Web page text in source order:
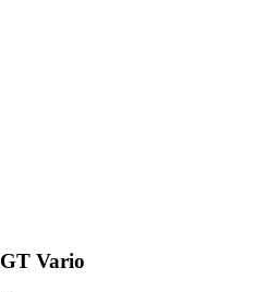
Vario